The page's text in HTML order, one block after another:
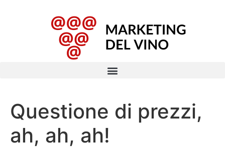
Questione di prezzi,
ah, ah, ah!